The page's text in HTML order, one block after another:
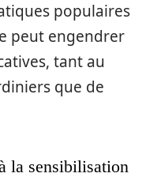
populaires
peut engendrer
tant au
que de
la sensibilisation